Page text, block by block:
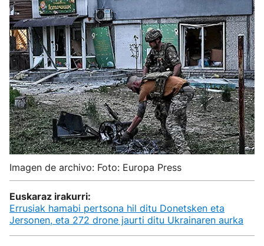
Imagen de archivo: Foto: Europa Press
Euskaraz irakurri:
Errusiak hamabi pertsona hil ditu Donetsken eta
Jersonen, eta 272 drone jaurti ditu Ukrainaren aurka